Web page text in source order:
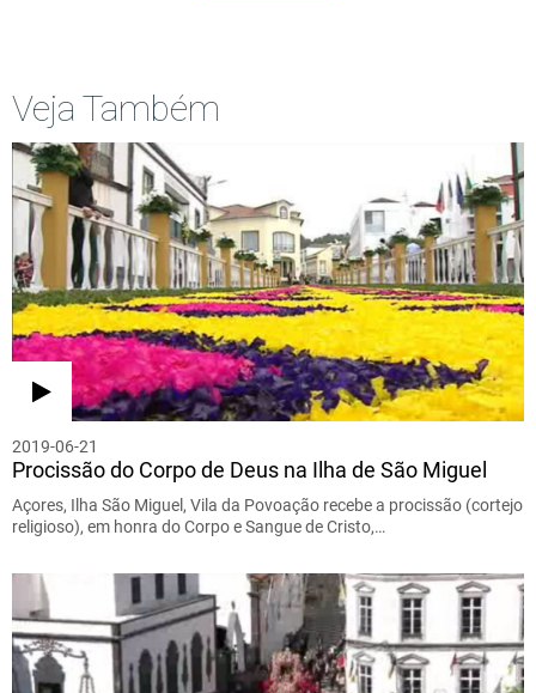
Veja Também
2019-06-21
Procissão do Corpo de Deus na Ilha de São Miguel
Açores, Ilha São Miguel, Vila da Povoação recebe a procissão (cortejo
religioso), em honra do Corpo e Sangue de Cristo,…